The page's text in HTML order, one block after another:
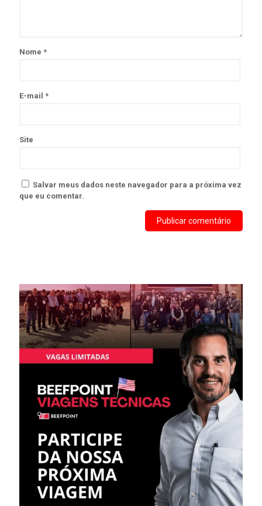
Nome *
E-mail *
Site
Salvar meus dados neste navegador para a próxima vez
que eu comentar.